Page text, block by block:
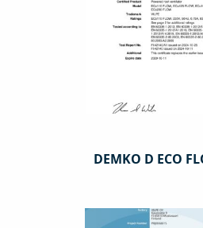
DEMKO D ECO